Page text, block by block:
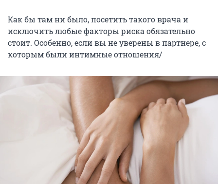
Как бы там ни было, посетить такого врача и
исключить любые факторы риска обязательно
стоит. Особенно, если вы не уверены в партнере, с
которым были интимные отношения/